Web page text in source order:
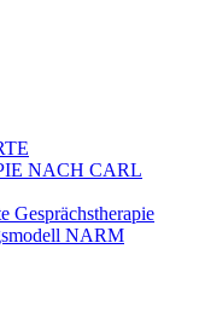
NACH CARL
Gesprächstherapie
NARM